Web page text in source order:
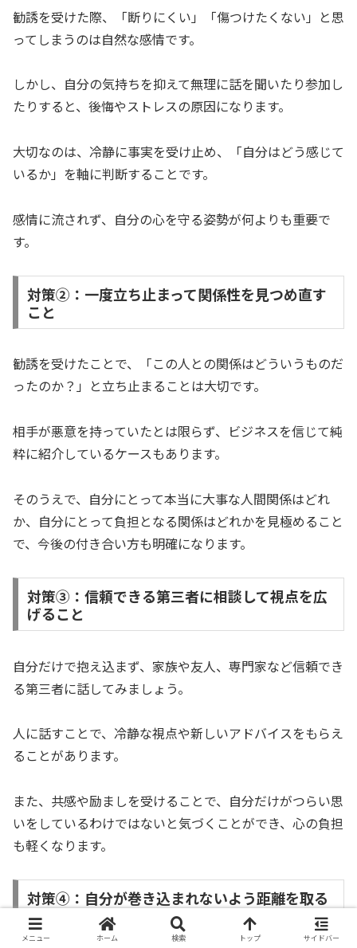
勧誘を受けた際、「断りにくい」「傷つけたくない」と思
ってしまうのは自然な感情です。
しかし、自分の気持ちを抑えて無理に話を聞いたり参加し
たりすると、後悔やストレスの原因になります。
大切なのは、冷静に事実を受け止め、「自分はどう感じて
いるか」を軸に判断することです。
感情に流されず、自分の心を守る姿勢が何よりも重要で
す。
対策②：一度立ち止まって関係性を見つめ直す
こと
勧誘を受けたことで、「この人との関係はどういうものだ
ったのか？」と立ち止まることは大切です。
相手が悪意を持っていたとは限らず、ビジネスを信じて純
粋に紹介しているケースもあります。
そのうえで、自分にとって本当に大事な人間関係はどれ
か、自分にとって負担となる関係はどれかを見極めること
で、今後の付き合い方も明確になります。
対策③：信頼できる第三者に相談して視点を広
げること
自分だけで抱え込まず、家族や友人、専門家など信頼でき
る第三者に話してみましょう。
人に話すことで、冷静な視点や新しいアドバイスをもらえ
ることがあります。
また、共感や励ましを受けることで、自分だけがつらい思
いをしているわけではないと気づくことができ、心の負担
も軽くなります。
対策④：自分が巻き込まれないよう距離を取る
勇気を持つこと
メニュー ホーム 検索 トップ サイドバー